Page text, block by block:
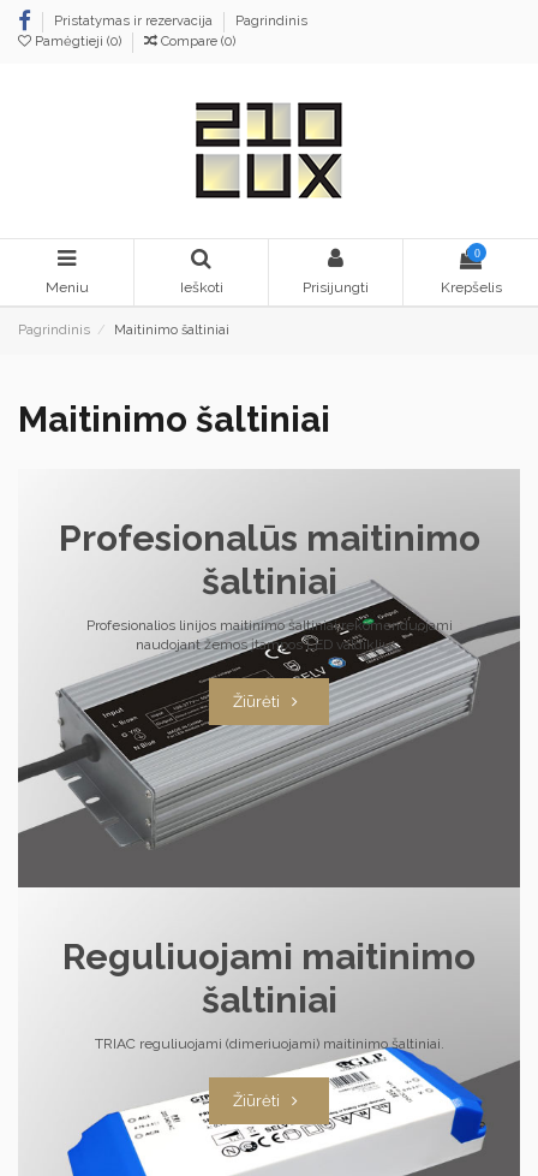
Pristatymas ir rezervacija
Pagrindinis
Pamėgtieji (0) Compare (0)
Meniu Ieškoti Prisijungti
0
Krepšelis
Pagrindinis Maitinimo šaltiniai
Maitinimo šaltiniai
Profesionalūs maitinimo
šaltiniai
Profesionalios linijos maitinimo šaltiniai rekomenduojami
naudojant žemos įtampos LED valdiklius.
Žiūrėti
Reguliuojami maitinimo
šaltiniai
TRIAC reguliuojami (dimeriuojami) maitinimo šaltiniai.
Žiūrėti